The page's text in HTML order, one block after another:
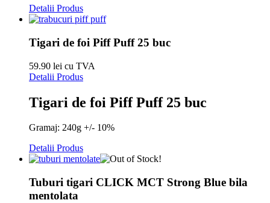
Detalii Produs
Tigari de foi Piff Puff 25 buc
59.90 lei cu TVA
Detalii Produs
Tigari de foi Piff Puff 25 buc
Gramaj: 240g +/- 10%
Detalii Produs
Tuburi tigari CLICK MCT Strong Blue bila
mentolata